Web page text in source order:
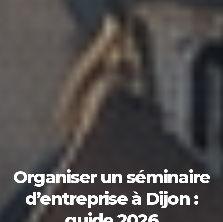
Organiser un séminaire
d’entreprise à Dijon :